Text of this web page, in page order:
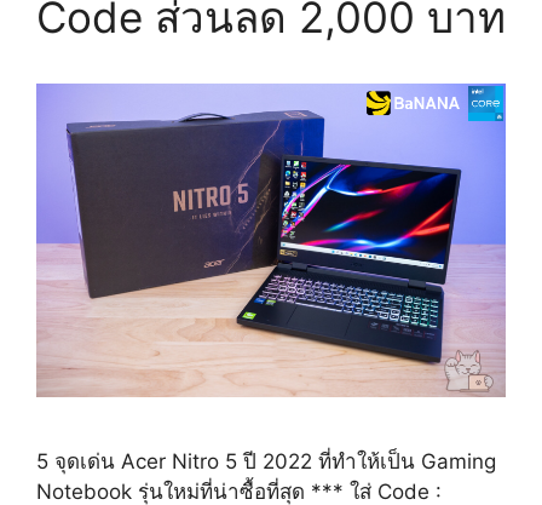
และ
Code ส่วนลด 2,000 บาท
5 จุดเด่น Acer Nitro 5 ปี 2022 ที่ทำให้เป็น Gaming
Notebook รุ่นใหม่ที่น่าซื้อที่สุด *** ใส่ Code :